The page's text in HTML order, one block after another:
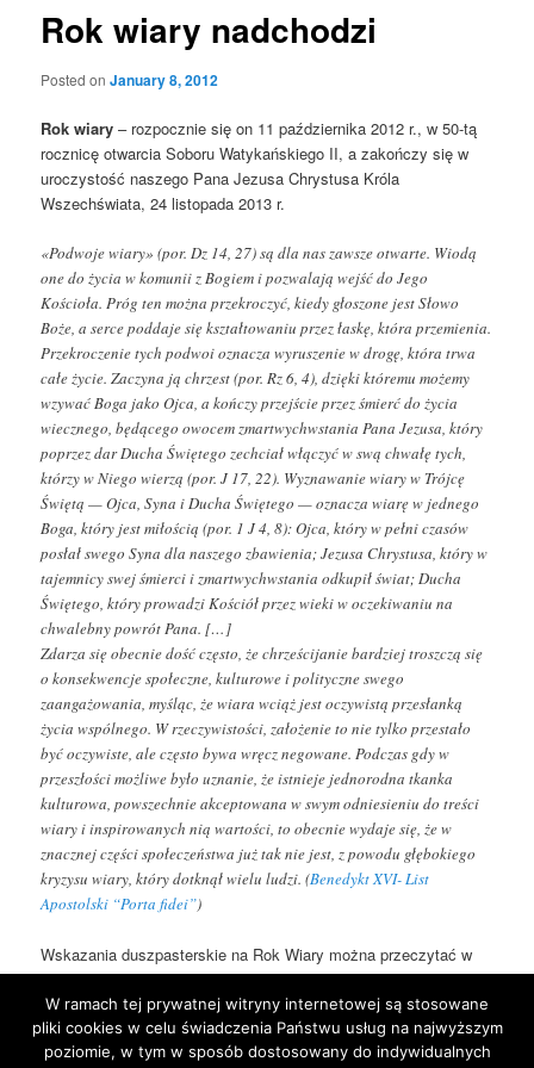
Rok wiary nadchodzi
Posted onJanuary 8, 2012
Rok wiary – rozpocznie się on 11 października 2012 r., w 50-tą
rocznicę otwarcia Soboru Watykańskiego II, a zakończy się w
uroczystość naszego Pana Jezusa Chrystusa Króla
Wszechświata, 24 listopada 2013 r.
«Podwoje wiary» (por. Dz 14, 27) są dla nas zawsze otwarte. Wiodą
one do życia w komunii z Bogiem i pozwalają wejść do Jego
Kościoła. Próg ten można przekroczyć, kiedy głoszone jest Słowo
Boże, a serce poddaje się kształtowaniu przez łaskę, która przemienia.
Przekroczenie tych podwoi oznacza wyruszenie w drogę, która trwa
całe życie. Zaczyna ją chrzest (por. Rz 6, 4), dzięki któremu możemy
wzywać Boga jako Ojca, a kończy przejście przez śmierć do życia
wiecznego, będącego owocem zmartwychwstania Pana Jezusa, który
poprzez dar Ducha Świętego zechciał włączyć w swą chwałę tych,
którzy w Niego wierzą (por. J 17, 22). Wyznawanie wiary w Trójcę
Świętą — Ojca, Syna i Ducha Świętego — oznacza wiarę w jednego
Boga, który jest miłością (por. 1 J 4, 8): Ojca, który w pełni czasów
posłał swego Syna dla naszego zbawienia; Jezusa Chrystusa, który w
tajemnicy swej śmierci i zmartwychwstania odkupił świat; Ducha
Świętego, który prowadzi Kościół przez wieki w oczekiwaniu na
chwalebny powrót Pana. […]
Zdarza się obecnie dość często, że chrześcijanie bardziej troszczą się
o konsekwencje społeczne, kulturowe i polityczne swego
zaangażowania, myśląc, że wiara wciąż jest oczywistą przesłanką
życia wspólnego. W rzeczywistości, założenie to nie tylko przestało
być oczywiste, ale często bywa wręcz negowane. Podczas gdy w
przeszłości możliwe było uznanie, że istnieje jednorodna tkanka
kulturowa, powszechnie akceptowana w swym odniesieniu do treści
wiary i inspirowanych nią wartości, to obecnie wydaje się, że w
znacznej części społeczeństwa już tak nie jest, z powodu głębokiego
kryzysu wiary, który dotknął wielu ludzi. (Benedykt XVI- List
Apostolski “Porta fidei”)
Wskazania duszpasterskie na Rok Wiary można przeczytać w
nocie Kongregacji Nauki Wiary (Nota Kongregacji Nauki Wiary na
Rok Wiary, Watykan 7 stycznia 2012 r.)
This entry was posted inBlogbyjarek. Bookmark thepermalink.
W ramach tej prywatnej witryny internetowej są stosowane
pliki cookies w celu świadczenia Państwu usług na najwyższym
poziomie, w tym w sposób dostosowany do indywidualnych